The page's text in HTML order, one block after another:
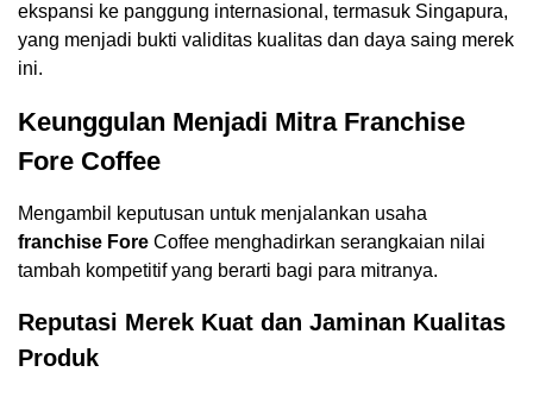
ekspansi ke panggung internasional, termasuk Singapura,
yang menjadi bukti validitas kualitas dan daya saing merek
ini.
Keunggulan Menjadi Mitra Franchise
Fore Coffee
Mengambil keputusan untuk menjalankan usaha
franchise Fore Coffee menghadirkan serangkaian nilai
tambah kompetitif yang berarti bagi para mitranya.
Reputasi Merek Kuat dan Jaminan Kualitas
Produk